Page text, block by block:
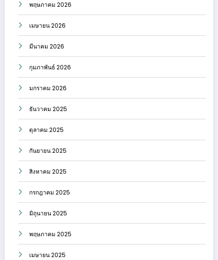
พฤษภาคม 2026
เมษายน 2026
มีนาคม 2026
กุมภาพันธ์ 2026
มกราคม 2026
ธันวาคม 2025
ตุลาคม 2025
กันยายน 2025
สิงหาคม 2025
กรกฎาคม 2025
มิถุนายน 2025
พฤษภาคม 2025
เมษายน 2025